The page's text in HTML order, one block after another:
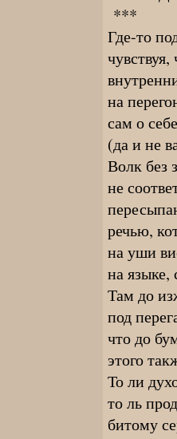
***
Где-то
на
сам о
(да и не
Волк без
не
речью,
на уши
на
Там до
под
что до
этого
То ли
то ль
битому